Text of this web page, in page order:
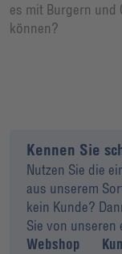
es mit Burgern und
können?
Kennen Sie
Nutzen Sie die
aus unserem
kein Kunde?
Sie von
Webshop